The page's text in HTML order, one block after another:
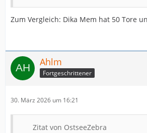
Zum Vergleich: Dika Mem hat 50 Tore
Ahlm
Fortgeschrittener
30. März 2026 um 16:21
Zitat von OstseeZebra